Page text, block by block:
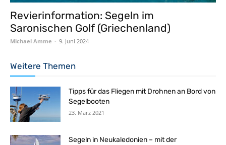
Revierinformation: Segeln im
Saronischen Golf (Griechenland)
Michael Amme - 9. Juni 2024
Weitere Themen
Tipps für das Fliegen mit Drohnen an Bord von
Segelbooten
23. März 2021
Segeln in Neukaledonien – mit der